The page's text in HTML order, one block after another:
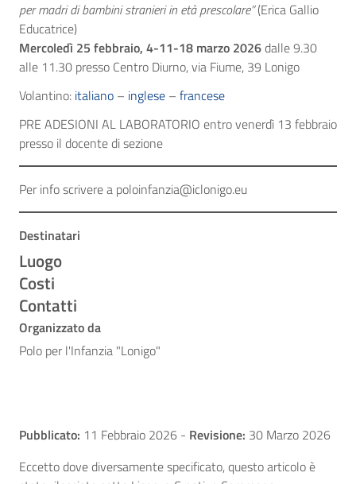
per madri di bambini stranieri in età prescolare”(Erica Gallio
Educatrice)
Mercoledì 25 febbraio, 4-11-18 marzo 2026dalle 9.30
alle 11.30 presso Centro Diurno, via Fiume, 39 Lonigo
Volantino: italiano – inglese – francese
PRE ADESIONI AL LABORATORIO entro venerdì 13 febbraio
presso il docente di sezione
Per info scrivere a poloinfanzia@iclonigo.eu
Destinatari
Luogo
Costi
Contatti
Organizzato da
Polo per l'Infanzia "Lonigo"
Pubblicato: 11 Febbraio 2026 - Revisione: 30 Marzo 2026
Eccetto dove diversamente specificato, questo articolo è